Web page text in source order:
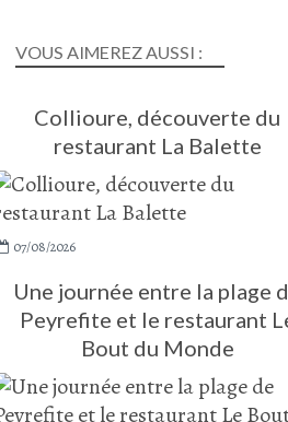
VOUS AIMEREZ AUSSI :
Collioure, découverte du
restaurant La Balette
07/08/2026
Une journée entre la plage
Peyrefite et le restaurant
Bout du Monde